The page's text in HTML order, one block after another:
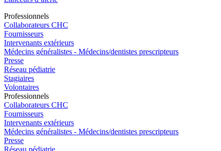
Professionnels
Collaborateurs CHC
Fournisseurs
Intervenants extérieurs
Médecins généralistes - Médecins/dentistes prescripteurs
Presse
Réseau pédiatrie
Stagiaires
Volontaires
Professionnels
Collaborateurs CHC
Fournisseurs
Intervenants extérieurs
Médecins généralistes - Médecins/dentistes prescripteurs
Presse
Réseau pédiatrie